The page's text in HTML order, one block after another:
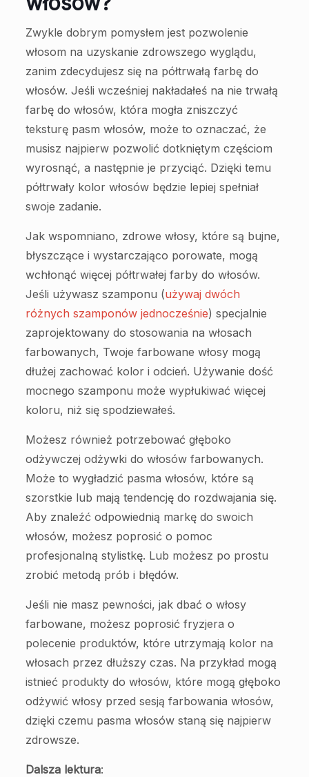
Zwykle dobrym pomysłem jest pozwolenie
włosom na uzyskanie zdrowszego wyglądu,
zanim zdecydujesz się na półtrwałą farbę do
włosów. Jeśli wcześniej nakładałeś na nie trwałą
farbę do włosów, która mogła zniszczyć
teksturę pasm włosów, może to oznaczać, że
musisz najpierw pozwolić dotkniętym częściom
wyrosnąć, a następnie je przyciąć. Dzięki temu
półtrwały kolor włosów będzie lepiej spełniał
swoje zadanie.
Jak wspomniano, zdrowe włosy, które są bujne,
błyszczące i wystarczająco porowate, mogą
wchłonąć więcej półtrwałej farby do włosów.
Jeśli używasz szamponu (używaj dwóch
różnych szamponów jednocześnie) specjalnie
zaprojektowany do stosowania na włosach
farbowanych, Twoje farbowane włosy mogą
dłużej zachować kolor i odcień. Używanie dość
mocnego szamponu może wypłukiwać więcej
koloru, niż się spodziewałeś.
Możesz również potrzebować głęboko
odżywczej odżywki do włosów farbowanych.
Może to wygładzić pasma włosów, które są
szorstkie lub mają tendencję do rozdwajania się.
Aby znaleźć odpowiednią markę do swoich
włosów, możesz poprosić o pomoc
profesjonalną stylistkę. Lub możesz po prostu
zrobić metodą prób i błędów.
Jeśli nie masz pewności, jak dbać o włosy
farbowane, możesz poprosić fryzjera o
polecenie produktów, które utrzymają kolor na
włosach przez dłuższy czas. Na przykład mogą
istnieć produkty do włosów, które mogą głęboko
odżywić włosy przed sesją farbowania włosów,
dzięki czemu pasma włosów staną się najpierw
zdrowsze.
Dalsza lektura: